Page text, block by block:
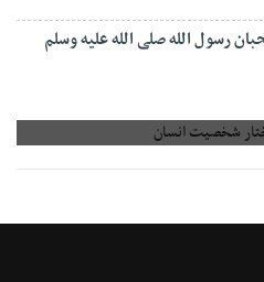
رسول الله صلی الله علیه وسلم
شخصیت انسان